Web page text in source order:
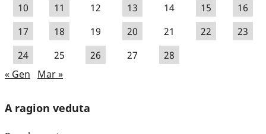
10
11 12 13 14 15
16
17
18 19 20 21 22
23
24
25 26 27
28
« Gen
Mar »
A ragion veduta